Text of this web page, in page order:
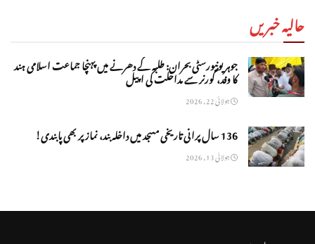
حالیہ خبریں
جوہر یونیورسٹی بحران: طلبہ کے دھرنے میں پہنچا جماعت اسلامی ہند
کا وفد، گورنر سے مداخلت کی اپیل
جولائی 22, 2026
136 سال پرانی تاریخی مسجد میں داخلہ بند، نماز پر بھی پابندی!
جولائی 13, 2026